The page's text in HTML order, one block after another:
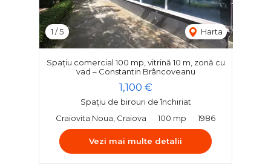
1 /5 Harta
Spațiu comercial 100 mp, vitrină 10 m, zonă cu
vad – Constantin Brâncoveanu
1,100 €
Spațiu de birouri de închiriat
Craiovita Noua, Craiova
100 mp 1986
Vezi mai multe detalii